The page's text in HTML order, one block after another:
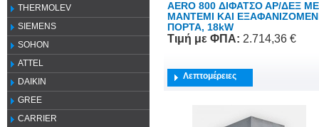
THERMOLEV
SIEMENS
SOHON
ATTEL
DAIKIN
GREE
CARRIER
AERO 800 ΔΙΦΑΤΣΟ ΑΡ/ΔΕΞ ME
ΜΑΝΤΕΜΙ ΚΑΙ
ΠΟΡΤΑ, 18kW
Τιμή με ΦΠΑ: 2.714,36 €
Λεπτομέρειες